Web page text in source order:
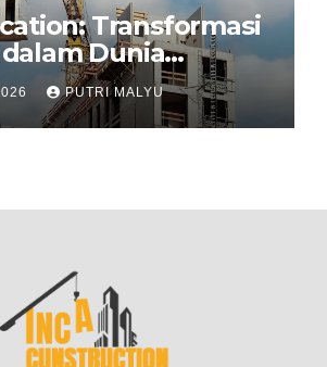
Transformasi
Dunia
PUTRI MALYU